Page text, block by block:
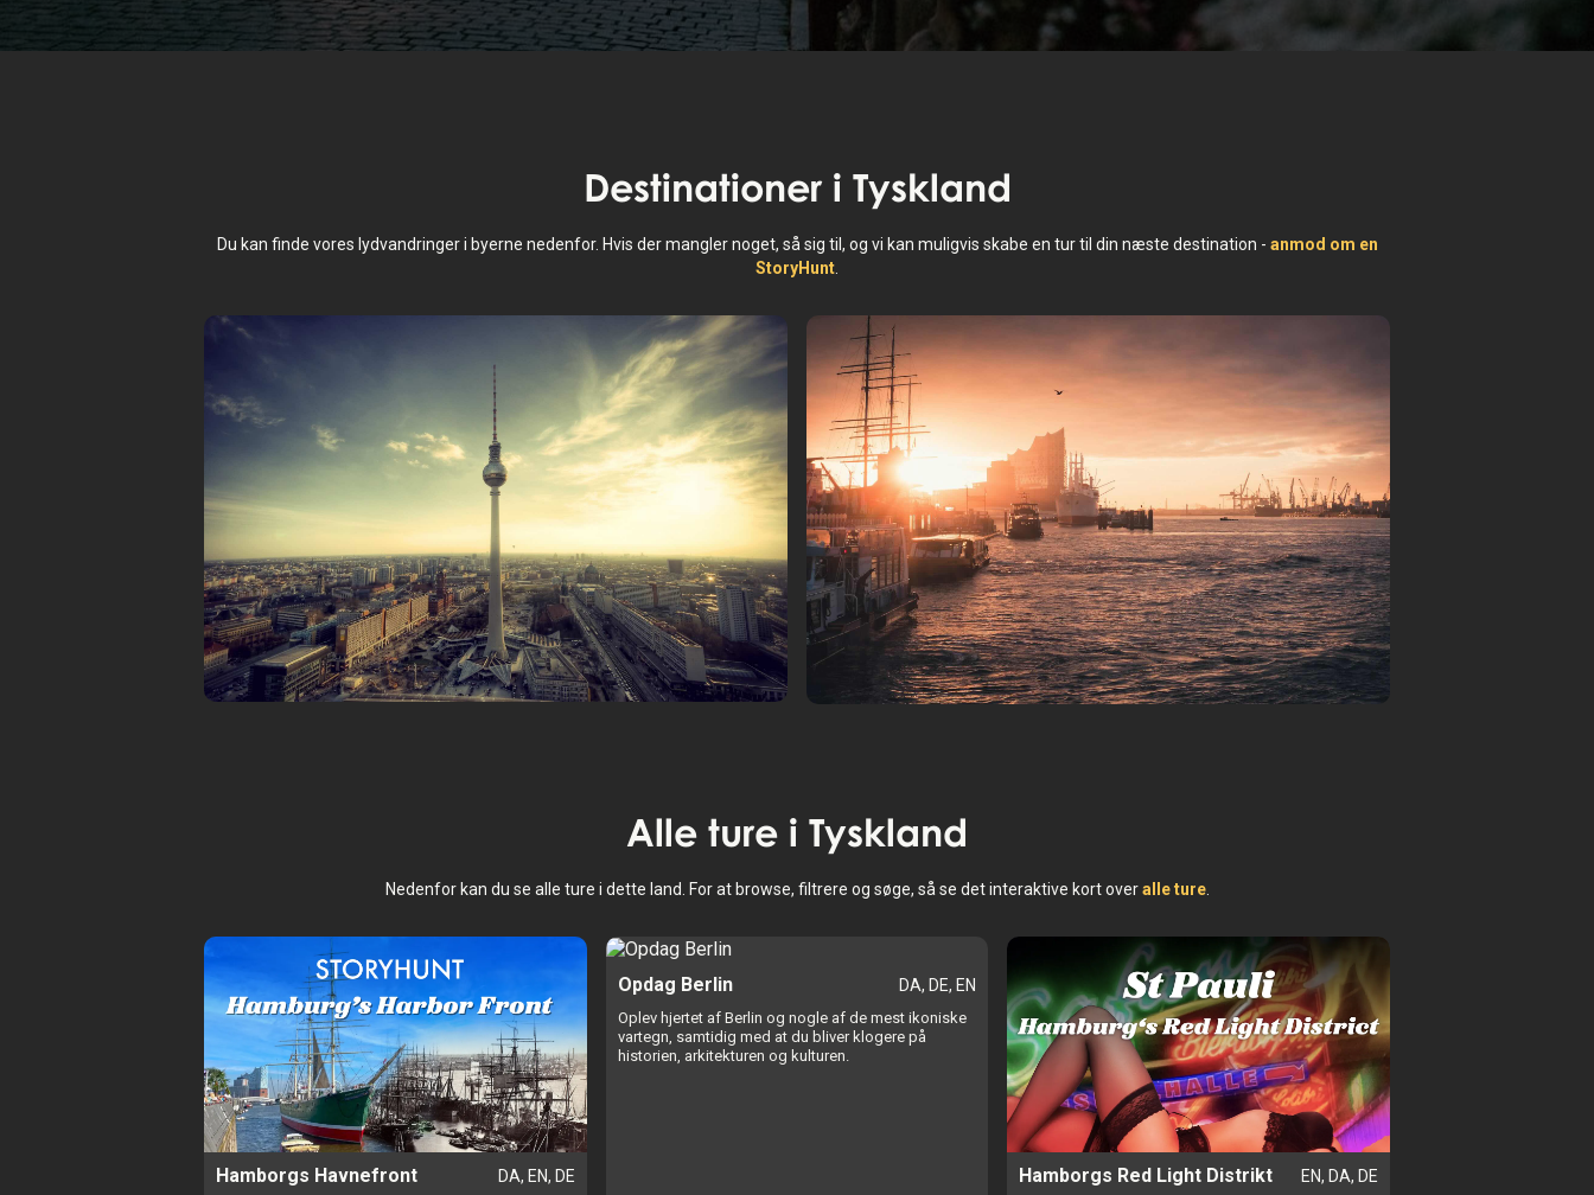
Destinationer i Tyskland
Du kan finde vores lydvandringer i byerne nedenfor. Hvis der mangler noget, så sig til, og vi kan muligvis skabe en tur til din næste destination - anmod om en
StoryHunt
Alle ture i Tyskland
Nedenfor kan du se alle ture i dette land. For at browse, filtrere og søge, så se det interaktive kort overalle ture.
Hamborgs Havnefront DA, EN, DE
Opdag Berlin DA, DE, EN
Oplev hjertet af Berlin og nogle af de mest ikoniske
vartegn, samtidig med at du bliver klogere på
historien, arkitekturen og kulturen.
Hamborgs Red Light Distrikt EN, DA, DE